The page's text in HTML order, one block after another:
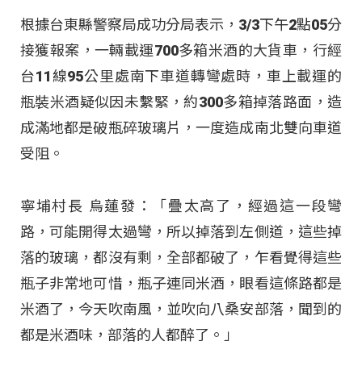
根據台東縣警察局成功分局表示，3/3下午2點05分
接獲報案，一輛載運700多箱米酒的大貨車，行經
台11線95公里處南下車道轉彎處時，車上載運的
瓶裝米酒疑似因未繫緊，約300多箱掉落路面，造
成滿地都是破瓶碎玻璃片，一度造成南北雙向車道
受阻。
寧埔村長 烏蓮發：「疊太高了，經過這一段彎
路，可能開得太過彎，所以掉落到左側道，這些掉
落的玻璃，都沒有剩，全部都破了，乍看覺得這些
瓶子非常地可惜，瓶子連同米酒，眼看這條路都是
米酒了，今天吹南風，並吹向八桑安部落，聞到的
都是米酒味，部落的人都醉了。」